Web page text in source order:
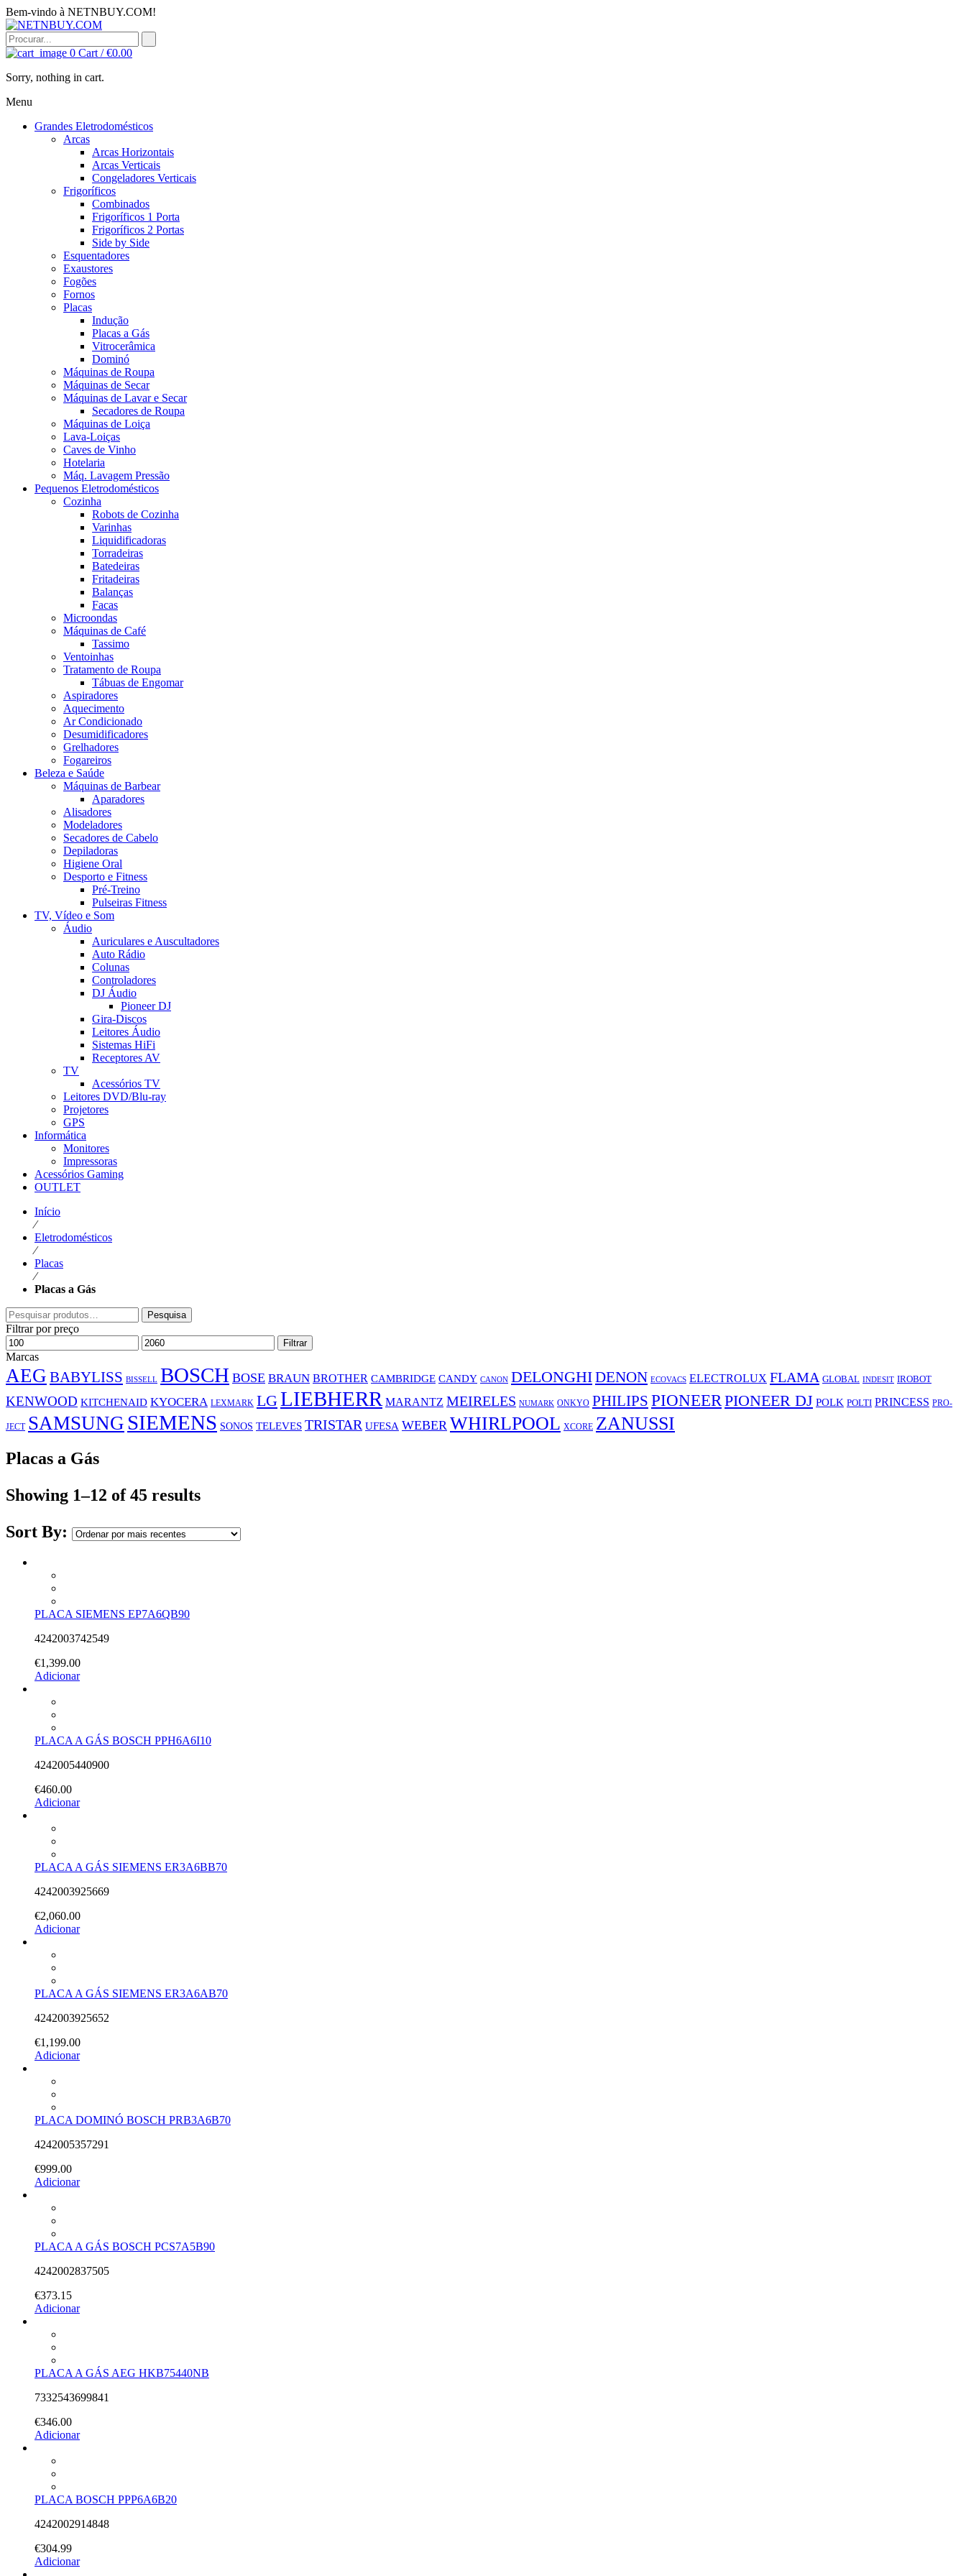
Bem-vindo à NETNBUY.COM!
0 Cart /€0.00
Sorry, nothing in cart.
Menu
Grandes Eletrodomésticos
Arcas
Arcas Horizontais
Arcas Verticais
Congeladores Verticais
Frigoríficos
Combinados
Frigoríficos 1 Porta
Frigoríficos 2 Portas
Side by Side
Esquentadores
Exaustores
Fogões
Fornos
Placas
Indução
Placas a Gás
Vitrocerâmica
Dominó
Máquinas de Roupa
Máquinas de Secar
Máquinas de Lavar e Secar
Secadores de Roupa
Máquinas de Loiça
Lava-Loiças
Caves de Vinho
Hotelaria
Máq. Lavagem Pressão
Pequenos Eletrodomésticos
Cozinha
Robots de Cozinha
Varinhas
Liquidificadoras
Torradeiras
Batedeiras
Fritadeiras
Balanças
Facas
Microondas
Máquinas de Café
Tassimo
Ventoinhas
Tratamento de Roupa
Tábuas de Engomar
Aspiradores
Aquecimento
Ar Condicionado
Desumidificadores
Grelhadores
Fogareiros
Beleza e Saúde
Máquinas de Barbear
Aparadores
Alisadores
Modeladores
Secadores de Cabelo
Depiladoras
Higiene Oral
Desporto e Fitness
Pré-Treino
Pulseiras Fitness
TV, Vídeo e Som
Áudio
Auriculares e Auscultadores
Auto Rádio
Colunas
Controladores
DJ Áudio
Pioneer DJ
Gira-Discos
Leitores Áudio
Sistemas HiFi
Receptores AV
TV
Acessórios TV
Leitores DVD/Blu-ray
Projetores
GPS
Informática
Monitores
Impressoras
Acessórios Gaming
OUTLET
Início
⁄
Eletrodomésticos
⁄
Placas
⁄
Placas a Gás
Pesquisar
por:
Pesquisa
Filtrar por preço
Preço
mínimo
Preço
máximo
Filtrar
Marcas
AEG BABYLISS BISSELL BOSCH BOSE BRAUN BROTHER CAMBRIDGE CANDY CANON DELONGHIDENON ECOVACS ELECTROLUX FLAMA GLOBAL INDESIT IROBOT
KENWOOD KITCHENAID KYOCERA LEXMARK LGLIEBHERR MARANTZ MEIRELES NUMARK ONKYO PHILIPS PIONEERPIONEER DJ POLK POLTI PRINCESS PRO-
JECT SAMSUNG SIEMENS SONOS TELEVES TRISTAR UFESA WEBER WHIRLPOOL XCORE ZANUSSI
Placas a Gás
Showing 1–12 of 45 results
Sort By:
PLACA SIEMENS EP7A6QB90
4242003742549
€1,399.00
Adicionar
PLACA A GÁS BOSCH PPH6A6I10
4242005440900
€460.00
Adicionar
PLACA A GÁS SIEMENS ER3A6BB70
4242003925669
€2,060.00
Adicionar
PLACA A GÁS SIEMENS ER3A6AB70
4242003925652
€1,199.00
Adicionar
PLACA DOMINÓ BOSCH PRB3A6B70
4242005357291
€999.00
Adicionar
PLACA A GÁS BOSCH PCS7A5B90
4242002837505
€373.15
Adicionar
PLACA A GÁS AEG HKB75440NB
7332543699841
€346.00
Adicionar
PLACA BOSCH PPP6A6B20
4242002914848
€304.99
Adicionar